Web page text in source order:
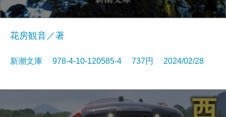
花房観音／著
新潮文庫 978-4-10-120585-4 737円 2024/02/28